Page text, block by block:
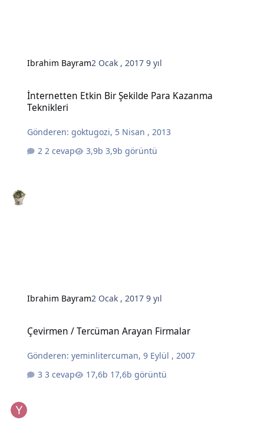
Ibrahim Bayram2 Ocak , 20179 yıl
İnternetten Etkin Bir Şekilde Para Kazanma
Teknikleri
Gönderen:goktugozi, 5 Nisan , 2013
2 cevap
3,9b görüntü
Ibrahim Bayram2 Ocak , 20179 yıl
Çevirmen / Tercüman Arayan Firmalar
Gönderen:yeminlitercuman,9 Eylül , 2007
3 cevap
17,6b görüntü